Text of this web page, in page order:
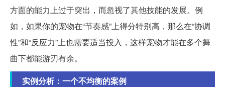
方面的能力上过于突出，而忽视了其他技能的发展。例
如，如果你的宠物在“节奏感”上得分特别高，那么在“协调
性”和“反应力”上也需要适当投入，这样宠物才能在多个舞
曲下都能游刃有余。
实例分析：一个不均衡的案例